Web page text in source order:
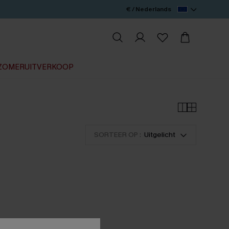
€ / Nederlands
SORTEER OP : Uitgelicht